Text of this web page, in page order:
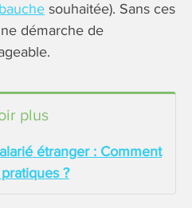
souhaitée). Sans ces
démarche de
plus
étranger : Comment
?